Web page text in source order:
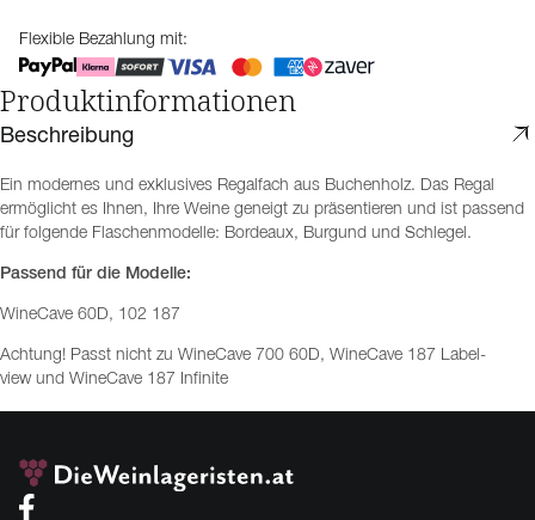
Flexible Bezahlung mit:
Produktinformationen
Beschreibung
Ein modernes und exklusives Regalfach aus Buchenholz. Das Regal
ermöglicht es Ihnen, Ihre Weine geneigt zu präsentieren und ist passend
für folgende Flaschenmodelle: Bordeaux, Burgund und Schlegel.
Passend für die Modelle:
WineCave 60D, 102 187
Achtung! Passt nicht zu WineCave 700 60D, WineCave 187 Label-
view und WineCave 187 Infinite